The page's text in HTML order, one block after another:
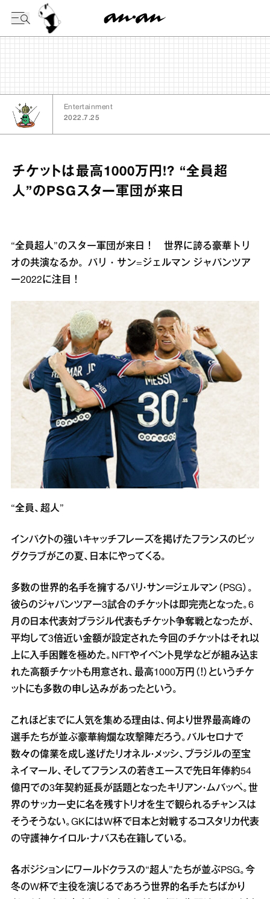
Entertainment
2022.7.25
チケットは最高1000万円!? “全員超
人”のPSGスター軍団が来日
“全員超人”のスター軍団が来日！ 世界に誇る豪華トリ
オの共演なるか。パリ・サン=ジェルマン ジャパンツア
ー2022に注目！
“全員、超人”
インパクトの強いキャッチフレーズを掲げたフランスのビッ
グクラブがこの夏、日本にやってくる。
多数の世界的名手を擁するパリ・サン＝ジェルマン（PSG）。
彼らのジャパンツアー3試合のチケットは即完売となった。6
月の日本代表対ブラジル代表もチケット争奪戦となったが、
平均して3倍近い金額が設定された今回のチケットはそれ以
上に入手困難を極めた。NFTやイベント見学などが組み込ま
れた高額チケットも用意され、最高1000万円（！）というチケ
ットにも多数の申し込みがあったという。
これほどまでに人気を集める理由は、何より世界最高峰の
選手たちが並ぶ豪華絢爛な攻撃陣だろう。バルセロナで
数々の偉業を成し遂げたリオネル・メッシ、ブラジルの至宝
ネイマール、そしてフランスの若きエースで先日年俸約54
億円での3年契約延長が話題となったキリアン・ムバッペ。世
界のサッカー史に名を残すトリオを生で観られるチャンスは
そうそうない。GKにはW杯で日本と対戦するコスタリカ代表
の守護神ケイロル・ナバスも在籍している。
各ポジションにワールドクラスの“超人”たちが並ぶPSG。今
冬のW杯で主役を演じるであろう世界的名手たちばかり